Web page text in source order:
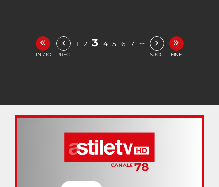
«
INIZIO
‹
PREC.
1 2 3 4 5 6 7 … ›
SUCC.
»
FINE